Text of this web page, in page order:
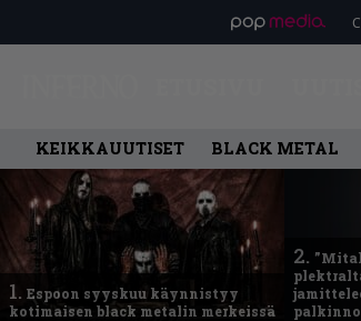
KEIKKAUUTISET BLACK METAL
1. Espoon syyskuu käynnistyy
kotimaisen black metalin merkeissä
2.